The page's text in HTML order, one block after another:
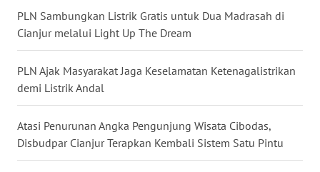
PLN Sambungkan Listrik Gratis untuk Dua Madrasah di
Cianjur melalui Light Up The Dream
PLN Ajak Masyarakat Jaga Keselamatan Ketenagalistrikan
demi Listrik Andal
Atasi Penurunan Angka Pengunjung Wisata Cibodas,
Disbudpar Cianjur Terapkan Kembali Sistem Satu Pintu
SELATAN
TANJUNG
LESUNG